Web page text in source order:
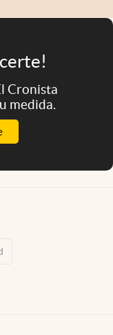
Cronista
medida.